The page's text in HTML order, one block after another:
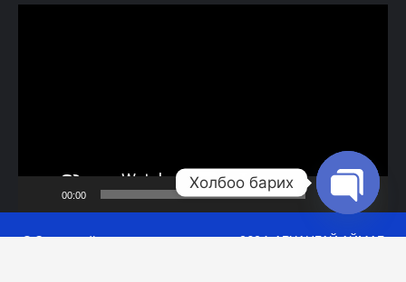
00:00 08:56
© Зохиогчийн эрхээр хамгаалагдсан 2026. АРХАНГАЙ АЙМАГ
Холбоо барих
Open